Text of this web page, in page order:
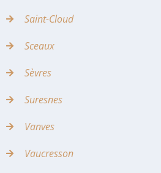
Saint-Cloud
Sceaux
Sèvres
Suresnes
Vanves
Vaucresson